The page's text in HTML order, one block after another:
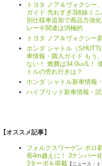
トヨタ ノア＆ヴォクシー
ガイド 売れすぎ3姉妹ミ
別仕様車追加で商品力強
レーキ関連は消極的
トヨタ ノア＆ヴォクシー
ホンダ シャトル（
車情報・購入ガイド もう
ない！ 燃費は34.0㎞/L！
トルの売れ行きは？
ホンダ シャトル新車情報
ハイブリッド新車情報・
【オススメ記事】
フォルクスワーゲン ポロ
長4m越えに！ 3ナンバー
3ターボを搭載 【ニュース・ト